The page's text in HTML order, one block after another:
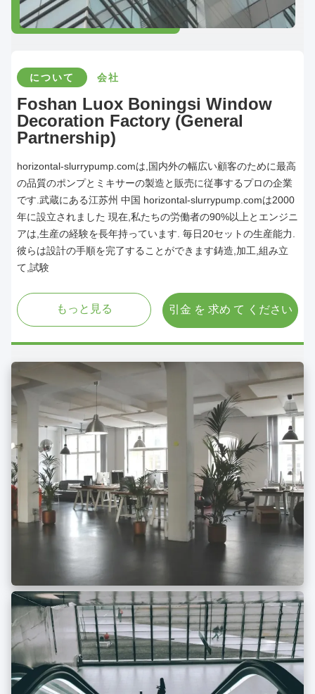
について 会社
Foshan Luox Boningsi Window
Decoration Factory (General
Partnership)
horizontal-slurrypump.comは,国内外の幅広い顧客のために最高
の品質のポンプとミキサーの製造と販売に従事するプロの企業
です.武蔵にある江苏州 中国 horizontal-slurrypump.comは2000
年に設立されました 現在,私たちの労働者の90%以上とエンジニ
アは,生産の経験を長年持っています. 毎日20セットの生産能力.
彼らは設計の手順を完了することができます鋳造,加工,組み立
て,試験
もっと見る 引金 を 求め て ください